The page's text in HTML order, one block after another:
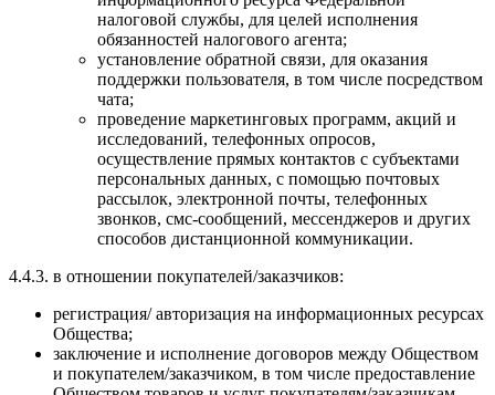
налоговой службы, для целей исполнения
обязанностей налогового агента;
установление обратной связи, для оказания
поддержки пользователя, в том числе посредством
чата;
проведение маркетинговых программ, акций и
исследований, телефонных опросов,
осуществление прямых контактов с субъектами
персональных данных, с помощью почтовых
рассылок, электронной почты, телефонных
звонков, смс-сообщений, мессенджеров и других
способов дистанционной коммуникации.
4.4.3. в отношении покупателей/заказчиков:
регистрация/ авторизация на информационных ресурсах
Общества;
заключение и исполнение договоров между Обществом
и покупателем/заказчиком, в том числе предоставление